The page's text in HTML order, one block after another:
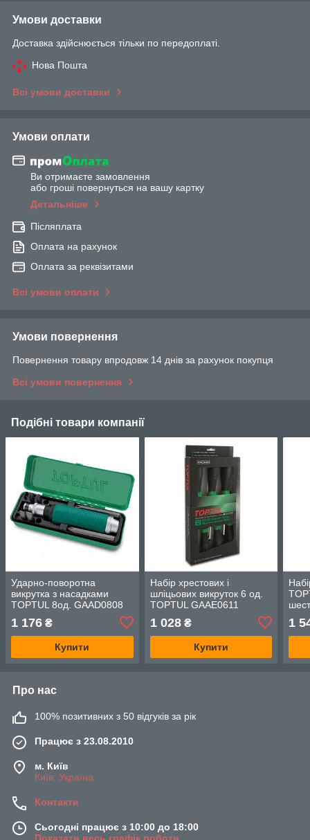
Умови доставки
Доставка здійснюється тільки по передоплаті.
Нова Пошта
Всі умови доставки
Умови оплати
Ви отримаєте замовлення
або гроші повернуться на вашу картку
Детальніше
Післяплата
Оплата на рахунок
Оплата за реквізитами
Всі умови оплати
Умови повернення
Повернення товару впродовж 14 днів за рахунок покупця
Всі умови повернення
Подібні товари компанії
Ударно-поворотна
викрутка з насадками
TOPTUL 8од. GAAD0808
1 176 ₴
Купити
Набір хрестових і
шліцьових викруток 6 од.
TOPTUL GAAE0611
1 028₴
Купити
1
Про нас
100% позитивних з 50 відгуків за рік
Працює з 23.08.2010
м. Київ
Київ, Україна
Контакти
Сьогодні працює з 10:00 до 18:00